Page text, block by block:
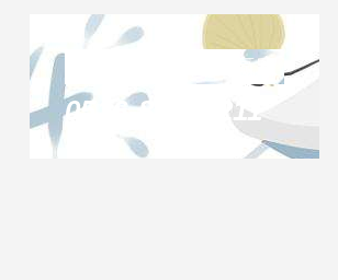
联系凯发天生赢家
0516-87732211